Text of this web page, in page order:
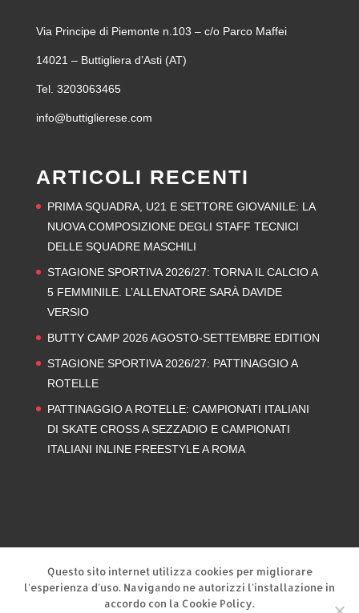
Via Principe di Piemonte n.103 – c/o Parco Maffei
14021 – Buttigliera d’Asti (AT)
Tel. 3203063465
info@buttiglierese.com
ARTICOLI RECENTI
PRIMA SQUADRA, U21 E SETTORE GIOVANILE: LA
NUOVA COMPOSIZIONE DEGLI STAFF TECNICI
DELLE SQUADRE MASCHILI
STAGIONE SPORTIVA 2026/27: TORNA IL CALCIO A
5 FEMMINILE. L’ALLENATORE SARÀ DAVIDE
VERSIO
BUTTY CAMP 2026 AGOSTO-SETTEMBRE EDITION
STAGIONE SPORTIVA 2026/27: PATTINAGGIO A
ROTELLE
PATTINAGGIO A ROTELLE: CAMPIONATI ITALIANI
DI SKATE CROSS A SEZZADIO E CAMPIONATI
ITALIANI INLINE FREESTYLE A ROMA
Questo sito internet utilizza cookies per migliorare
l'esperienza d'uso. Navigando ne autorizzi l'installazione in
accordo con la Cookie Policy.